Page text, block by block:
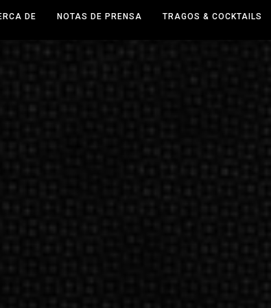
DE NOTAS DE PRENSA TRAGOS & COCKTAILS